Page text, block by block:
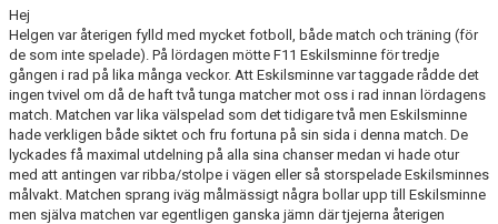
KONTAKT
PLANSKISS FRIDHEMSPARKEN
Hej
Helgen var återigen fylld med mycket fotboll, både match och träning (för
de som inte spelade). På lördagen mötte F11 Eskilsminne för tredje
gången i rad på lika många veckor. Att Eskilsminne var taggade rådde det
ingen tvivel om då de haft två tunga matcher mot oss i rad innan lördagens
match. Matchen var lika välspelad som det tidigare två men Eskilsminne
hade verkligen både siktet och fru fortuna på sin sida i denna match. De
lyckades få maximal utdelning på alla sina chanser medan vi hade otur
med att antingen var ribba/stolpe i vägen eller så storspelade Eskilsminnes
målvakt. Matchen sprang iväg målmässigt några bollar upp till Eskilsminne
men själva matchen var egentligen ganska jämn där tjejerna återigen